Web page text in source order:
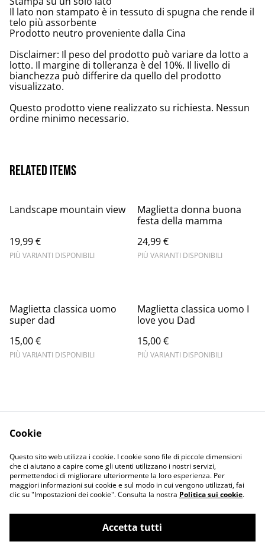
Il lato non stampato è in tessuto di spugna che rende il
telo più assorbente
Prodotto neutro proveniente dalla Cina
Disclaimer: Il peso del prodotto può variare da lotto a
lotto. Il margine di tolleranza è del 10%. Il livello di
bianchezza può differire da quello del prodotto
visualizzato.
Questo prodotto viene realizzato su richiesta. Nessun
ordine minimo necessario.
Related items
Landscape mountain view
19,99 €
PIÙ VARIANTI DISPONIBILI
Maglietta donna buona
festa della mamma
24,99 €
PIÙ VARIANTI DISPONIBILI
Maglietta classica uomo
super dad
15,00 €
PIÙ VARIANTI DISPONIBILI
Maglietta classica uomo I
love you Dad
15,00 €
PIÙ VARIANTI DISPONIBILI
Informativa sulla
privacy
Terms and
conditions
©2026Merlin Visual
Cookie
Questo sito web utilizza i cookie. I cookie sono file di piccole dimensioni
che ci aiutano a capire come gli utenti utilizzano i nostri servizi,
permettendoci di migliorare ulteriormente la loro esperienza. Per
maggiori informazioni sui cookie e sul modo in cui vengono utilizzati, fai
clic su "Impostazioni dei cookie". Consulta la nostra Politica sui cookie.
Accetta tutti